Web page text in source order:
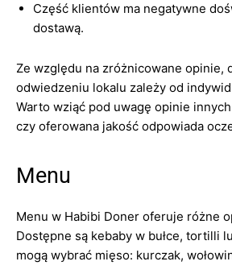
Część klientów ma negatywne
dostawą.
Ze względu na zróżnicowane opinie,
odwiedzeniu lokalu zależy od
Warto wziąć pod uwagę opinie
czy oferowana jakość odpowiada
Menu
Menu w Habibi Doner oferuje różne
Dostępne są kebaby w bułce, tortilli
mogą wybrać mięso: kurczak,